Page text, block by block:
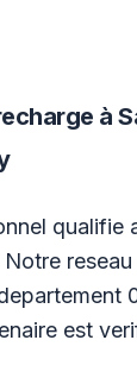
à
qualifie
est